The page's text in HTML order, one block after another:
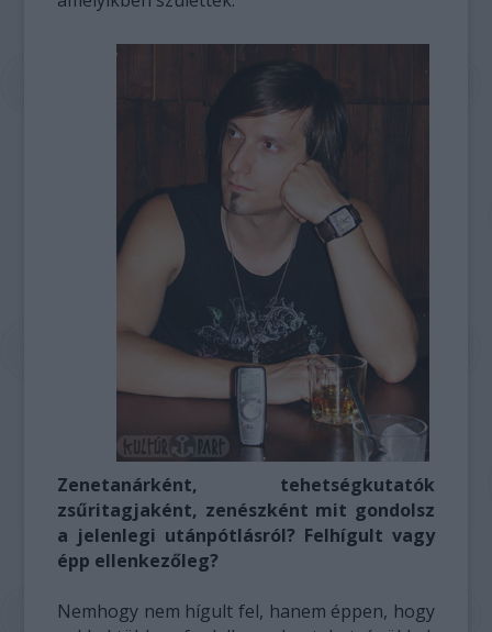
Zenetanárként, tehetségkutatók
zsűritagjaként, zenészként mit gondolsz
a jelenlegi utánpótlásról? Felhígult vagy
épp ellenkezőleg?
Nemhogy nem hígult fel, hanem éppen, hogy